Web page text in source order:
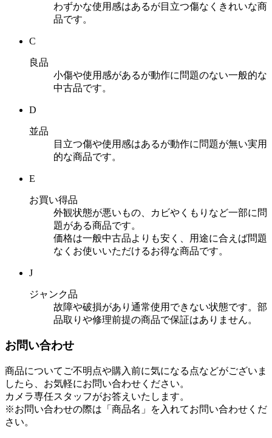
わずかな使用感はあるが目立つ傷なくきれいな商
品です。
C
良品
小傷や使用感があるが動作に問題のない一般的な
中古品です。
D
並品
目立つ傷や使用感はあるが動作に問題が無い実用
的な商品です。
E
お買い得品
外観状態が悪いもの、カビやくもりなど一部に問
題がある商品です。
価格は一般中古品よりも安く、用途に合えば問題
なくお使いいただけるお得な商品です。
J
ジャンク品
故障や破損があり通常使用できない状態です。部
品取りや修理前提の商品で保証はありません。
お問い合わせ
商品についてご不明点や購入前に気になる点などがございま
したら、お気軽にお問い合わせください。
カメラ専任スタッフがお答えいたします。
※お問い合わせの際は「商品名」を入れてお問い合わせくだ
さい。